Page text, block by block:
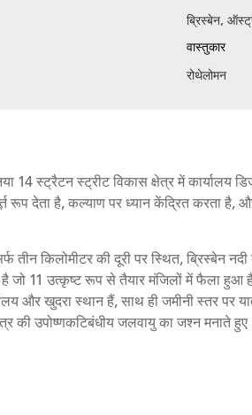
ब्रिस्बेन,
वास्तुकार
रोथेलोमन
14 स्ट्रैटन स्ट्रीट विकास क्षेत्र में कार्यालय
रूप देता है, कल्याण पर ध्यान केंद्रित करता है,
किलोमीटर की दूरी पर स्थित, ब्रिस्बेन
जो 11 उत्कृष्ट रूप से तैयार मंजिलों में फैला हुआ
और खुदरा स्थान हैं, साथ ही जमीनी स्तर पर
की उपोष्णकटिबंधीय जलवायु का जश्न मनाते